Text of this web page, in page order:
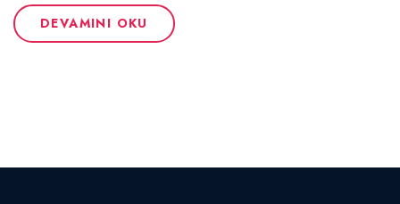
DEVAMINI OKU